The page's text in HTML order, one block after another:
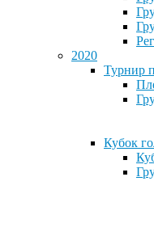
2020
Турнир
Кубок